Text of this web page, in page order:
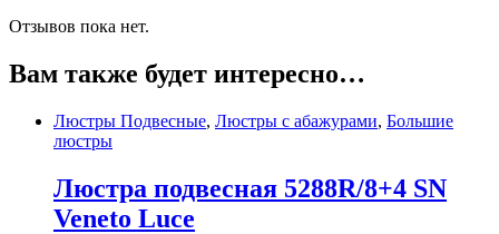
Отзывов пока нет.
Вам также будет интересно…
Люстры Подвесные, Люстры с абажурами, Большие
люстры
Люстра подвесная 5288R/8+4 SN
Veneto Luce